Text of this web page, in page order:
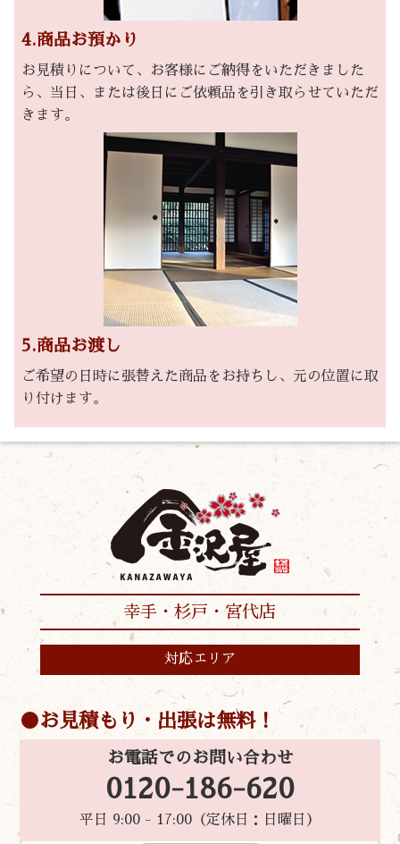
4.商品お預かり
お見積りについて、お客様にご納得をいただきました
ら、当日、または後日にご依頼品を引き取らせていただ
きます。
5.商品お渡し
ご希望の日時に張替えた商品をお持ちし、元の位置に取
り付けます。
幸手・杉戸・宮代店
対応エリア
お見積もり・出張は無料！
お電話でのお問い合わせ
0120-186-620
平日 9:00 - 17:00（定休日：日曜日）